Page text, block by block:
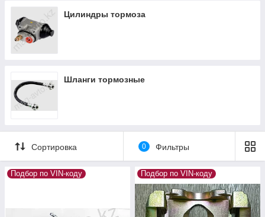
Цилиндры тормоза
Шланги тормозные
Сортировка 0 Фильтры
Подбор по VIN-коду Подбор по VIN-коду